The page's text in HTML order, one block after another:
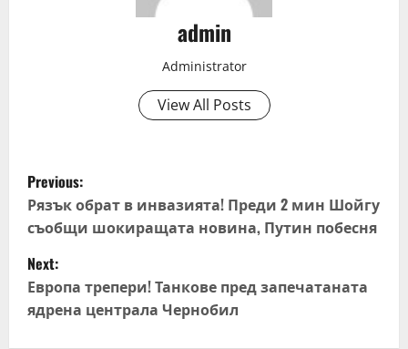
admin
Administrator
View All Posts
P
o
s
t
n
Previous:
Рязък обрат в инвазията! Преди 2 мин Шойгу
съобщи шокиращата новина, Путин побесня
Next:
Европа трепери! Танкове пред запечатаната
ядрена централа Чернобил